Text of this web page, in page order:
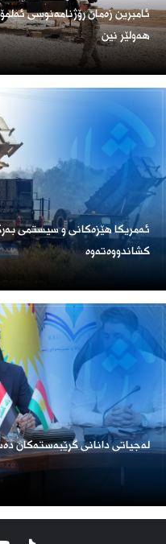
ئامبرین زەمان رۆژنامەنوسی
هەولێر نین
ئەمریكا هێزەكانی و سیستمی
كشاندووەتەوە
لەجیاتی دانانی گرێبەستەکان